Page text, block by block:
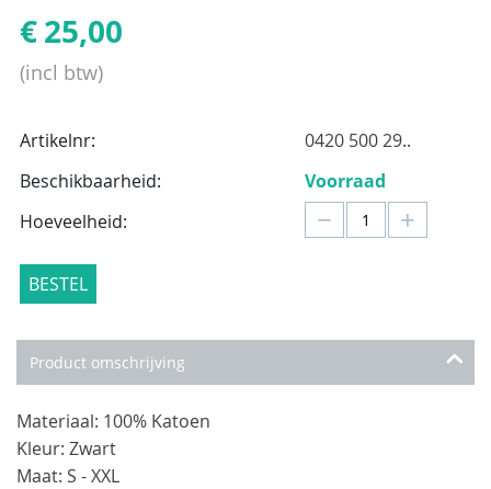
€25,00
(incl btw)
Artikelnr:
0420 500 29..
Beschikbaarheid:
Voorraad
Hoeveelheid:
+
−
BESTEL
Product omschrijving
Materiaal: 100% Katoen
Kleur: Zwart
Maat: S - XXL